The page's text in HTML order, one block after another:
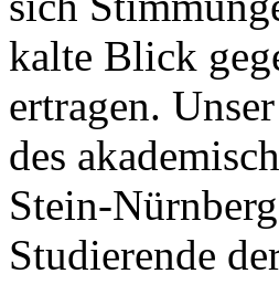
kalte Blick
ertragen.
des
Stein-
Studierende